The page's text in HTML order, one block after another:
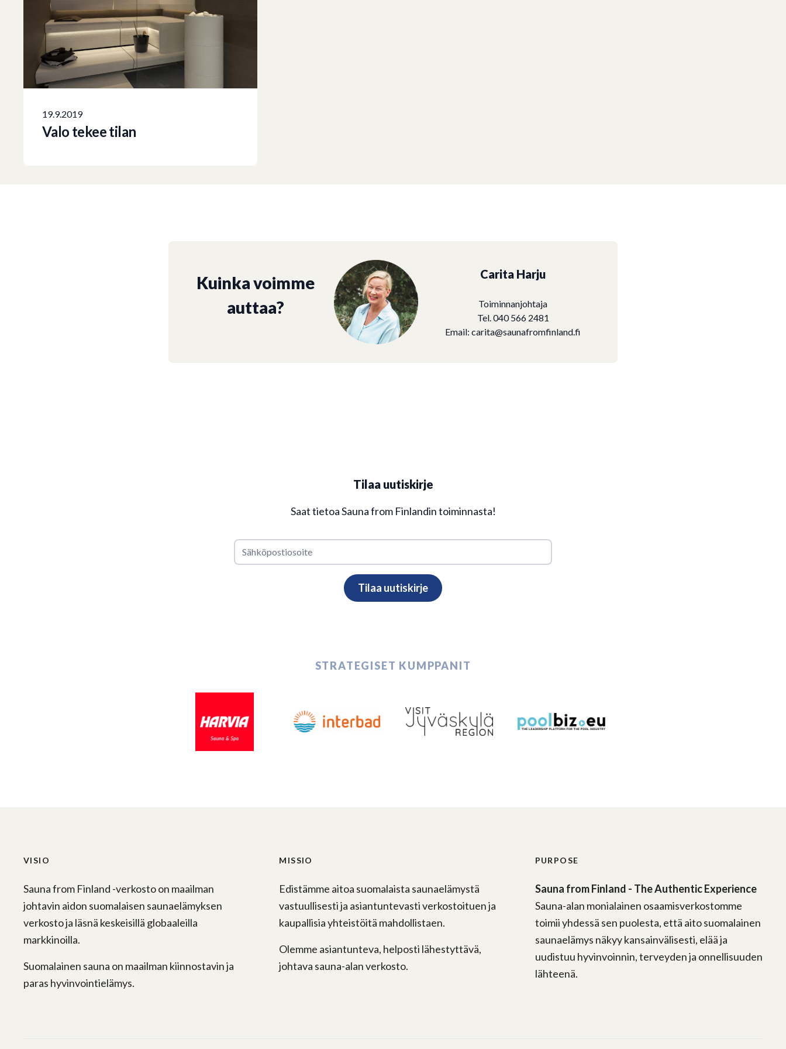
19.9.2019
Valo tekee tilan
Kuinka voimme
auttaa?
Carita Harju
Toiminnanjohtaja
Tel. 040 566 2481
Email:carita@saunafromfinland.fi
Tilaa uutiskirje
Saat tietoa Sauna from Finlandin toiminnasta!
STRATEGISET KUMPPANIT
VISIO
Sauna from Finland -verkosto on maailman
johtavin aidon suomalaisen saunaelämyksen
verkosto ja läsnä keskeisillä globaaleilla
markkinoilla.
Suomalainen sauna on maailman kiinnostavin ja
paras hyvinvointielämys.
MISSIO
Edistämme aitoa suomalaista saunaelämystä
vastuullisesti ja asiantuntevasti verkostoituen ja
kaupallisia yhteistöitä mahdollistaen.
Olemme asiantunteva, helposti lähestyttävä,
johtava sauna-alan verkosto.
PURPOSE
Sauna from Finland - The Authentic Experience
Sauna-alan monialainen osaamisverkostomme
toimii yhdessä sen puolesta, että aito suomalainen
saunaelämys näkyy kansainvälisesti, elää ja
uudistuu hyvinvoinnin, terveyden ja onnellisuuden
lähteenä.